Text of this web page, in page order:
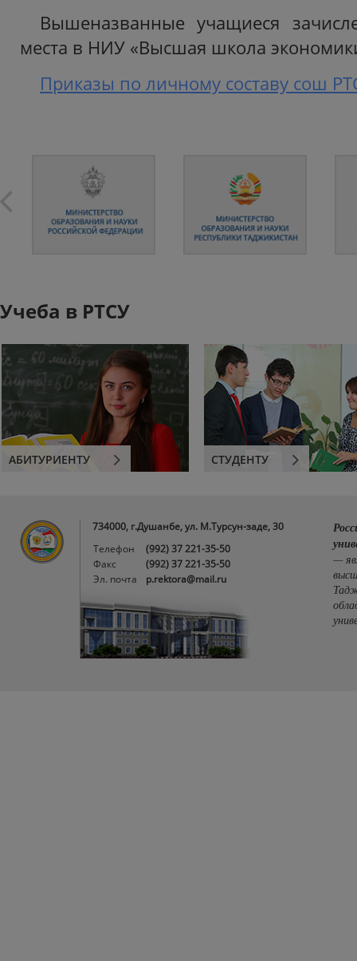
Вышеназванные учащиеся
места в НИУ «Высшая школа
Приказы по личному составу сош
Учеба в РТСУ
АБИТУРИЕНТУ СТУДЕНТУ
734000, г.Душанбе, ул. М.Турсун-заде, 30
Телефон
(992) 37 221-35-50
Факс
(992) 37 221-35-50
Эл. почта
p.rektora@mail.ru
—